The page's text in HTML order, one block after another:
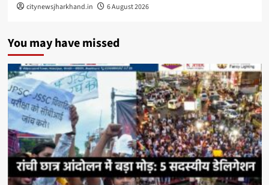
citynewsjharkhand.in 6 August 2026
You may have missed